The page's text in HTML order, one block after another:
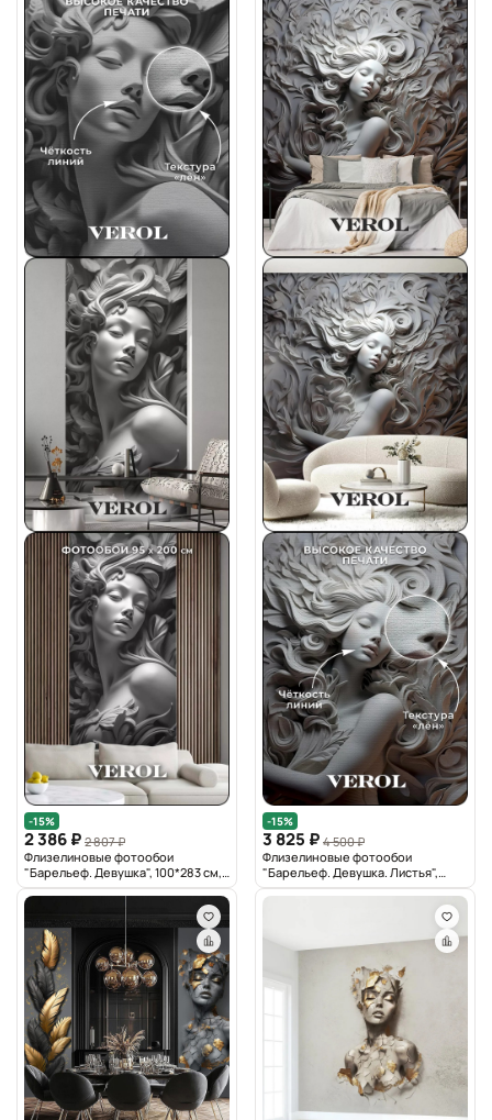
-15%
2 386 ₽ 2 807 ₽
Флизелиновые фотообои
"Барельеф. Девушка", 100*283 см,
серый
-15%
3 825 ₽ 4 500 ₽
Флизелиновые фотообои
"Барельеф. Девушка. Листья",
200*283 см, серый